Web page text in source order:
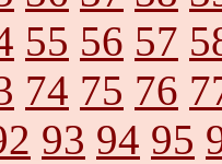
55 56 57
74 75 76
93 94 95